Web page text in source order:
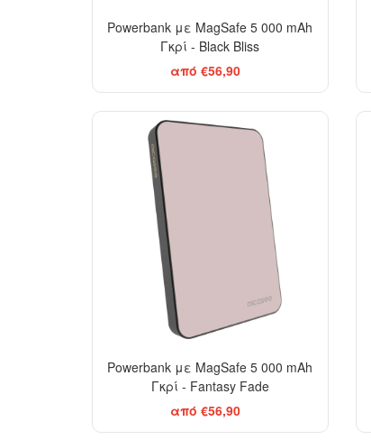
Powerbank με MagSafe 5 000 mAh
Γκρί - Black Bliss
από €56,90
Powerbank με MagSafe 5 000 mAh
Γκρί - Fantasy Fade
από €56,90